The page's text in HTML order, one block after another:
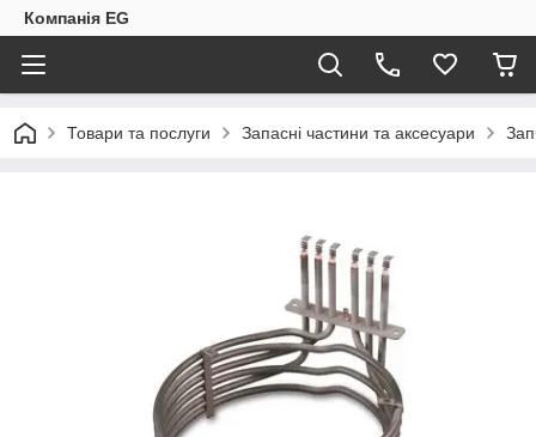
Компанія EG
Товари та послуги Запасні частини та аксесуари